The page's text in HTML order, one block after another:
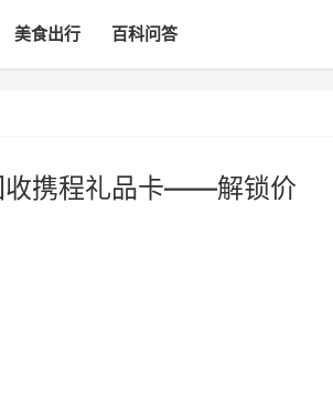
美食出行 百科问答
收携程礼品卡——解锁价